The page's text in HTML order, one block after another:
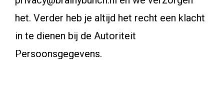
het. Verder heb je altijd het recht een klacht
in te dienen bij de Autoriteit
Persoonsgegevens.